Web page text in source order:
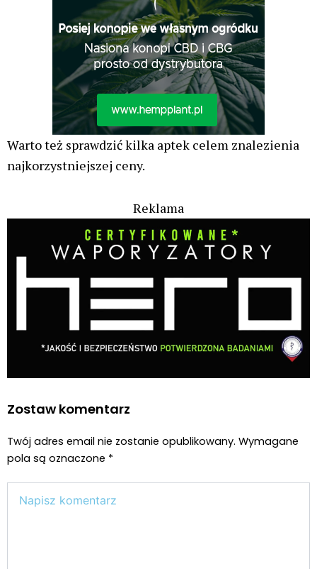
Warto też sprawdzić kilka aptek celem znalezienia
najkorzystniejszej ceny.
Reklama
Zostaw komentarz
Twój adres email nie zostanie opublikowany. Wymagane
pola są oznaczone *
tutaj..